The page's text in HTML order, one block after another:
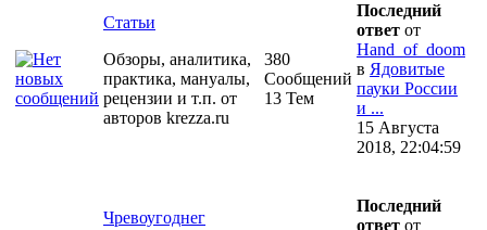
Статьи
Обзоры, аналитика,
практика, мануалы,
рецензии и т.п. от
авторов krezza.ru
380
Сообщений
13 Тем
Последний
ответ от
Hand_of_doom
в Ядовитые
пауки России
и ...
15 Августа
2018, 22:04:59
Чревоугоднег
Последний
ответ от